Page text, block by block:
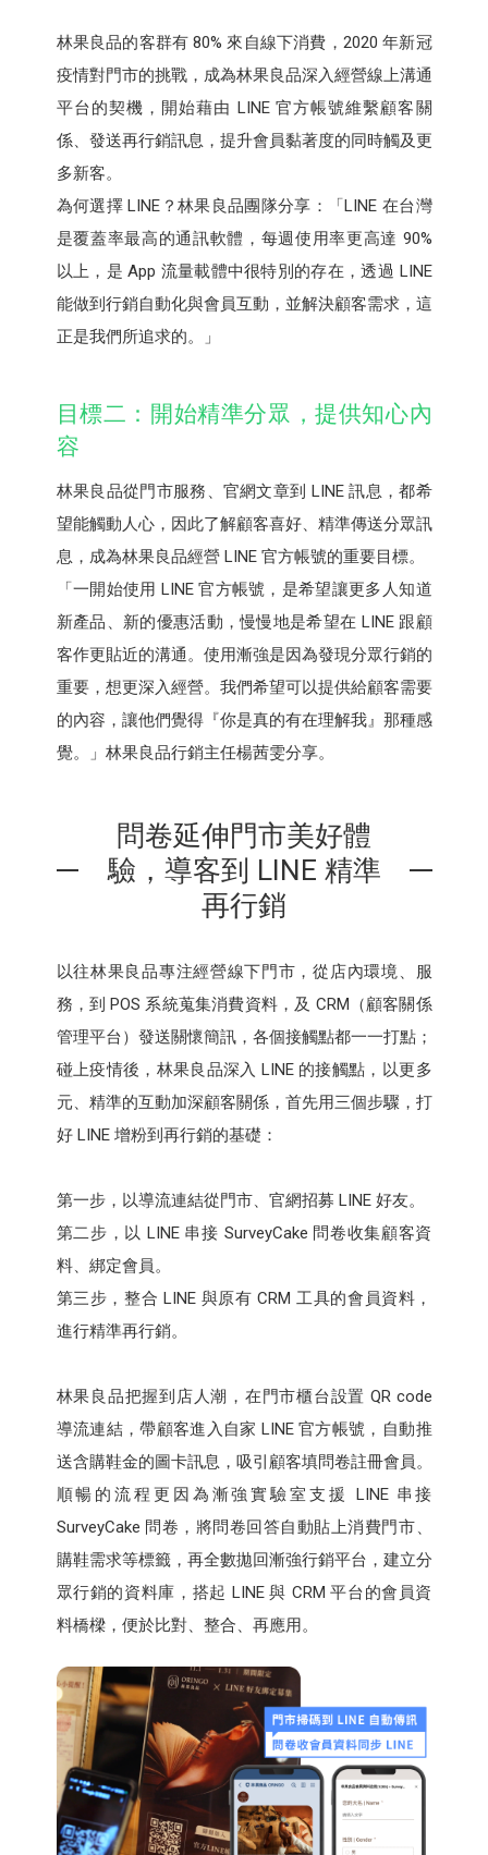
林果良品的客群有 80% 來自線下消費，2020 年新冠
疫情對門市的挑戰，成為林果良品深入經營線上溝通
平台的契機，開始藉由 LINE 官方帳號維繫顧客關
係、發送再行銷訊息，提升會員黏著度的同時觸及更
多新客。
為何選擇 LINE？林果良品團隊分享：「LINE 在台灣
是覆蓋率最高的通訊軟體，每週使用率更高達 90%
以上，是 App 流量載體中很特別的存在，透過 LINE
能做到行銷自動化與會員互動，並解決顧客需求，這
正是我們所追求的。」
目標二：開始精準分眾，提供知心內
容
林果良品從門市服務、官網文章到 LINE 訊息，都希
望能觸動人心，因此了解顧客喜好、精準傳送分眾訊
息，成為林果良品經營 LINE 官方帳號的重要目標。
「一開始使用 LINE 官方帳號，是希望讓更多人知道
新產品、新的優惠活動，慢慢地是希望在 LINE 跟顧
客作更貼近的溝通。使用漸強是因為發現分眾行銷的
重要，想更深入經營。我們希望可以提供給顧客需要
的內容，讓他們覺得『你是真的有在理解我』那種感
覺。」林果良品行銷主任楊茜雯分享。
問卷延伸門市美好體
驗，導客到 LINE 精準
再行銷
以往林果良品專注經營線下門市，從店內環境、服
務，到 POS 系統蒐集消費資料，及 CRM（顧客關係
管理平台）發送關懷簡訊，各個接觸點都一一打點；
碰上疫情後，林果良品深入 LINE 的接觸點，以更多
元、精準的互動加深顧客關係，首先用三個步驟，打
好 LINE 增粉到再行銷的基礎：
第一步，以導流連結從門市、官網招募 LINE 好友。
第二步，以 LINE 串接 SurveyCake 問卷收集顧客資
料、綁定會員。
第三步，整合 LINE 與原有 CRM 工具的會員資料，
進行精準再行銷。
林果良品把握到店人潮，在門市櫃台設置 QR code
導流連結，帶顧客進入自家 LINE 官方帳號，自動推
送含購鞋金的圖卡訊息，吸引顧客填問卷註冊會員。
順暢的流程更因為漸強實驗室支援 LINE 串接
SurveyCake 問卷，將問卷回答自動貼上消費門市、
購鞋需求等標籤，再全數拋回漸強行銷平台，建立分
眾行銷的資料庫，搭起 LINE 與 CRM 平台的會員資
料橋樑，便於比對、整合、再應用。